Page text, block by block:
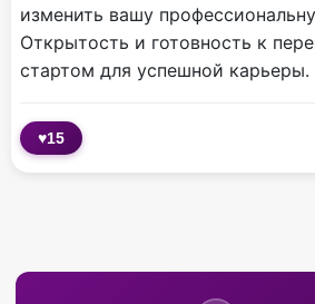
изменить вашу
Открытость и готовность к
стартом для успешной карьеры.
♥15